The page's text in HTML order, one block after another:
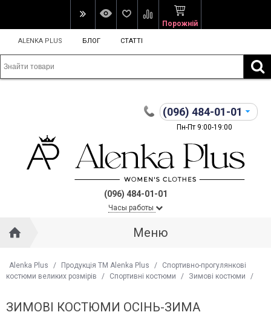
Порожній
ALENKA PLUS БЛОГ СТАТТІ
(096) 484-01-01
Пн-Пт 9:00-19:00
(096) 484-01-01
Часы работы
Меню
Alenka Plus / Продукція ТМ Alenka Plus /
Спортивно-прогулянкові
костюми великих розмірів
/ Спортивні костюми / Зимові костюми /
ЗИМОВІ КОСТЮМИ ОСІНЬ-ЗИМА